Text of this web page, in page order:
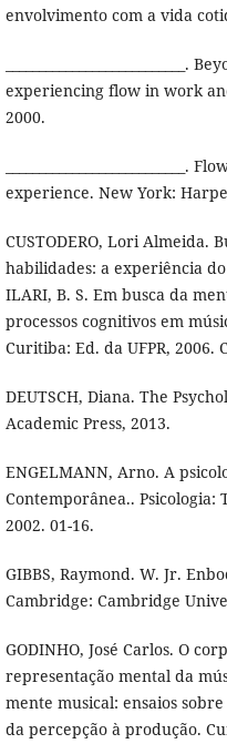
envolvimento com a vida
experiencing flow in work
2000.
experience. New York:
CUSTODERO, Lori Almeida.
habilidades: a experiência
ILARI, B. S. Em busca da
processos cognitivos em
Curitiba: Ed. da UFPR, 2006.
DEUTSCH, Diana. The
Academic Press, 2013.
ENGELMANN, Arno. A
Contemporânea.. Psicologia:
2002. 01-16.
GIBBS, Raymond. W. Jr.
Cambridge: Cambridge
GODINHO, José Carlos. O
representação mental da
mente musical: ensaios
da percepção à produção.